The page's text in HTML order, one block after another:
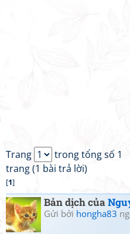
Trang
trong tổng số 1
trang (1 bài trả lời)
[1]
Bản dịch của
Gửi bởi hongha83